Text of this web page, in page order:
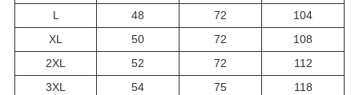
L
48 72
104
XL
50 72
108
2XL
52 72
112
3XL
54 75
118